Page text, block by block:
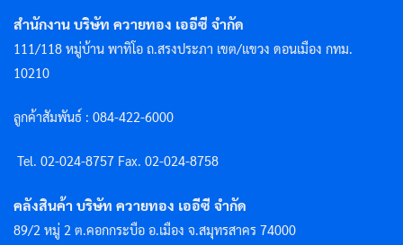
สำนักงาน บริษัท ควายทอง เออีซี จำกัด
111/118 หมู่บ้าน พาทิโอ ถ.สรงประภา เขต/แขวง ดอนเมือง กทม.
10210
ลูกค้าสัมพันธ์ : 084-422-6000
Tel. 02-024-8757 Fax. 02-024-8758
คลังสินค้า บริษัท ควายทอง เออีซี จำกัด
89/2 หมู่ 2 ต.คอกกระบือ อ.เมือง จ.สมุทรสาคร 74000